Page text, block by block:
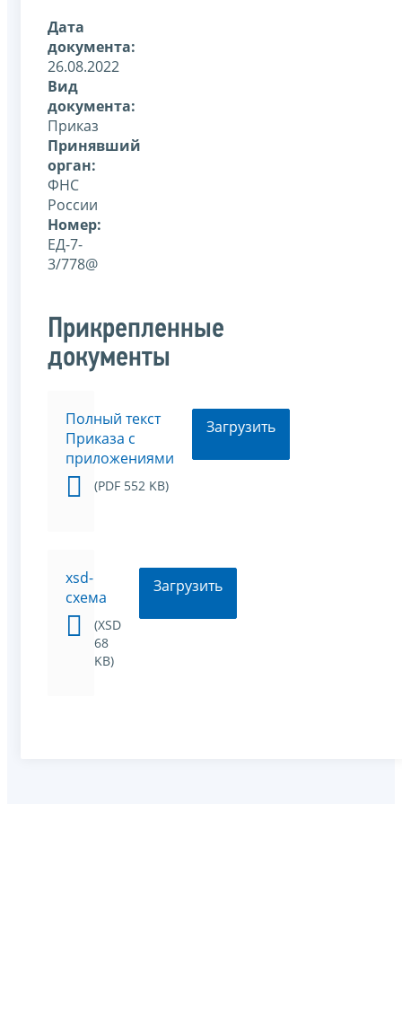
Дата
документа:
26.08.2022
Вид
документа:
Приказ
Принявший
орган:
ФНС
России
Номер:
ЕД-7-
3/778@
Прикрепленные
документы
Полный текст
Приказа с
приложениями
(PDF 552 KB)
Загрузить
xsd-
схема
(XSD
68
KB)
Загрузить